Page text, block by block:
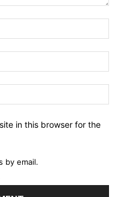
in this browser for the
by email.